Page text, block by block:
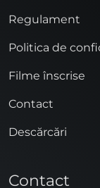
Regulament
Politica de
Filme înscrise
Contact
Descărcări
Contact